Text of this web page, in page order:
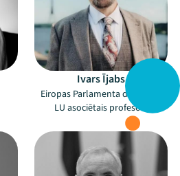
Ivars Ījabs
Eiropas Parlamenta deputāts,
LU asociētais profesors